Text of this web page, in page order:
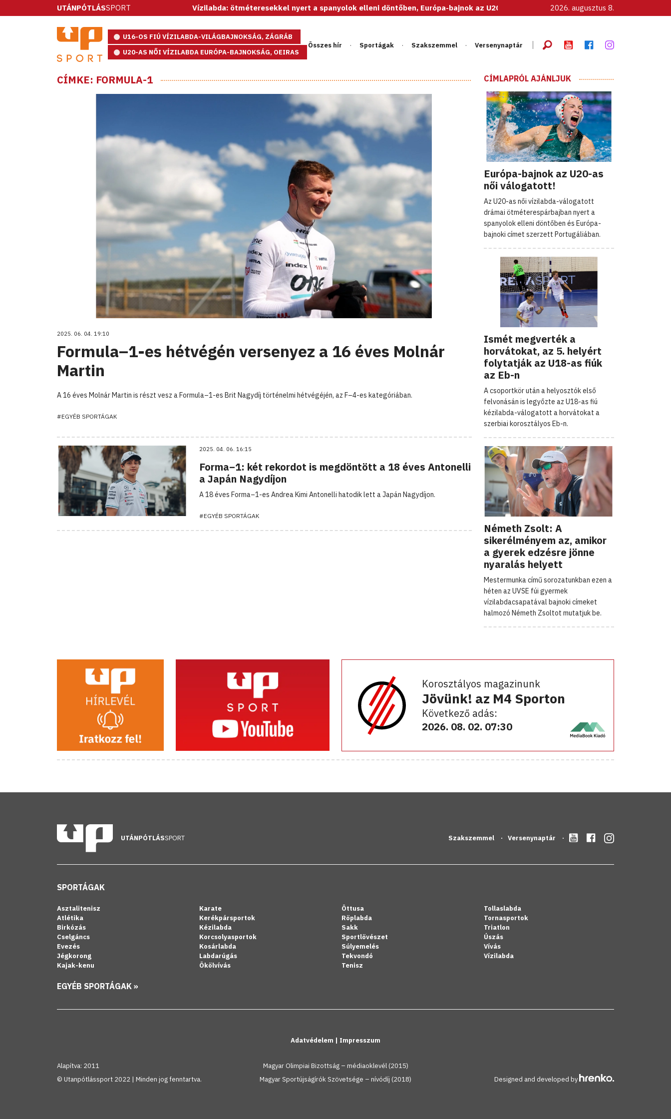
UTÁNPÓTLÁSSPORT Vízilabda: ötméteresekkel nyert a spanyolok elleni döntőben, Európa-bajnok az U20-as női válogatott! 2026. augusztus 8.
U16-OS FIÚ VÍZILABDA-VILÁGBAJNOKSÁG, ZÁGRÁB
U20-AS NŐI VÍZILABDA EURÓPA-BAJNOKSÁG, OEIRAS
Összes hír Sportágak Szakszemmel Versenynaptár
CÍMKE: FORMULA-1
2025. 06. 04. 19:10
Formula–1-es hétvégén versenyez a 16 éves Molnár
Martin
A 16 éves Molnár Martin is részt vesz a Formula–1-es Brit Nagydíj történelmi hétvégéjén, az F–4-es kategóriában.
#EGYÉB SPORTÁGAK
2025. 04. 06. 16:15
Forma–1: két rekordot is megdöntött a 18 éves Antonelli
a Japán Nagydíjon
A 18 éves Forma–1-es Andrea Kimi Antonelli hatodik lett a Japán Nagydíjon.
#EGYÉB SPORTÁGAK
CÍMLAPRÓL AJÁNLJUK
Európa-bajnok az U20-as
női válogatott!
Az U20-as női vízilabda-válogatott
drámai ötméterespárbajban nyert a
spanyolok elleni döntőben és Európa-
bajnoki címet szerzett Portugáliában.
Ismét megverték a
horvátokat, az 5. helyért
folytatják az U18-as fiúk
az Eb-n
A csoportkör után a helyosztók első
felvonásán is legyőzte az U18-as fiú
kézilabda-válogatott a horvátokat a
szerbiai korosztályos Eb-n.
Németh Zsolt: A
sikerélményem az, amikor
a gyerek edzésre jönne
nyaralás helyett
Mestermunka című sorozatunkban ezen a
héten az UVSE fúi gyermek
vízilabdacsapatával bajnoki címeket
halmozó Németh Zsoltot mutatjuk be.
Korosztályos magazinunk
Jövünk! az M4 Sporton
Következő adás:
2026. 08. 02. 07:30
UTÁNPÓTLÁSSPORT Szakszemmel Versenynaptár
SPORTÁGAK
Asztalitenisz
Atlétika
Birkózás
Cselgáncs
Evezés
Jégkorong
Kajak-kenu
Karate
Kerékpársportok
Kézilabda
Korcsolyasportok
Kosárlabda
Labdarúgás
Ökölvívás
Öttusa
Röplabda
Sakk
Sportlövészet
Súlyemelés
Tekvondó
Tenisz
Tollaslabda
Tornasportok
Triatlon
Úszás
Vívás
Vízilabda
EGYÉB SPORTÁGAK »
Adatvédelem | Impresszum
Alapítva: 2011
© Utanpótlássport 2022 | Minden jog fenntartva.
Magyar Olimpiai Bizottság – médiaoklevél (2015)
Magyar Sportújságírók Szövetsége – nívódíj (2018)
Designed and developed by